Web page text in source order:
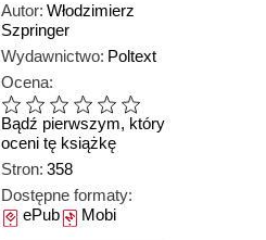
Autor: Włodzimierz
Szpringer
Wydawnictwo: Poltext
Ocena:
Bądź pierwszym, który
oceni tę książkę
Stron: 358
Dostępne formaty:
ePubMobi